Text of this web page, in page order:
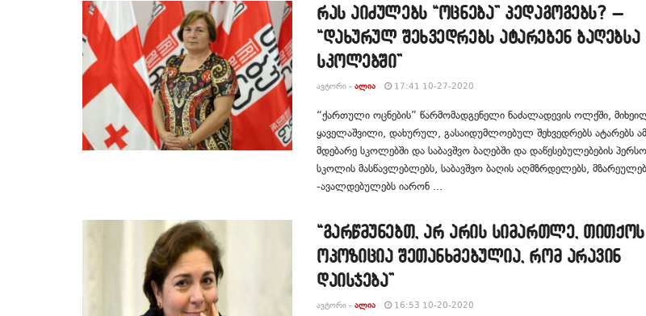
რას აიძულებს “ოცნება” პედაგოგებს? –
“დახურულ შეხვედრებს ატარებენ ბაღებსა
სკოლებში”
ᲐᲕᲢᲝᲠᲘ - ᲐᲚᲘᲐ 17:41 10-27-2020
“ქართული ოცნების” წარმომადგენელი ნაძალადევის ოლქში,
ყაველაშვილი, დახურულ, გასაიდუმლოებულ შეხვედრებს ატარებს
მდებარე სკოლებში და საბავშვო ბაღებში და დაწესებულებების
სკოლის მასწავლებლებს, საბავშვო ბაღის აღმზრდელებს,
-ავალდებულებს იარონ ...
“გარწმუნებთ, არ არის სიმართლე, თითქოს
ოპოზიცია შეთანხმებულია, რომ არავინ
დაისჯება”
ᲐᲕᲢᲝᲠᲘ - ᲐᲚᲘᲐ 16:53 10-20-2020